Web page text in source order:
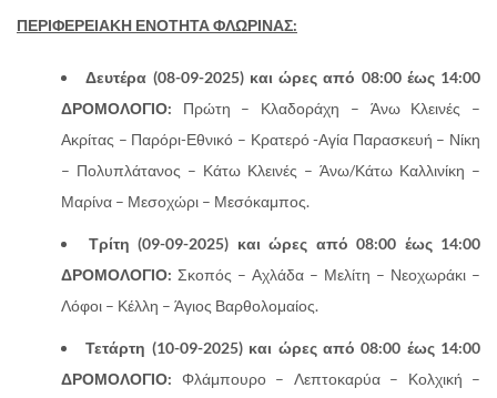
ΠΕΡΙΦΕΡΕΙΑΚΗ ΕΝΟΤΗΤΑ ΦΛΩΡΙΝΑΣ:
Δευτέρα (08-09-2025) και ώρες από 08:00 έως 14:00
ΔΡΟΜΟΛΟΓΙΟ: Πρώτη – Κλαδοράχη – Άνω Κλεινές –
Ακρίτας – Παρόρι-Εθνικό – Κρατερό -Αγία Παρασκευή – Νίκη
– Πολυπλάτανος – Κάτω Κλεινές – Άνω/Κάτω Καλλινίκη –
Μαρίνα – Μεσοχώρι – Μεσόκαμπος.
Τρίτη (09-09-2025) και ώρες από 08:00 έως 14:00
ΔΡΟΜΟΛΟΓΙΟ: Σκοπός – Αχλάδα – Μελίτη – Νεοχωράκι –
Λόφοι – Κέλλη – Άγιος Βαρθολομαίος.
Τετάρτη (10-09-2025) και ώρες από 08:00 έως 14:00
ΔΡΟΜΟΛΟΓΙΟ: Φλάμπουρο – Λεπτοκαρύα – Κολχική –